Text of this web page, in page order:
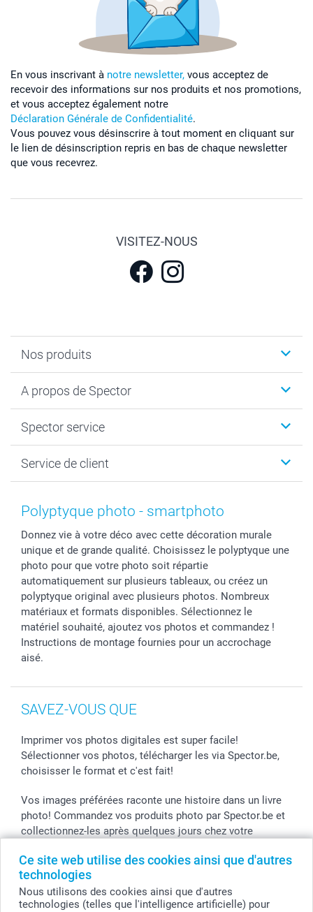
Ce site web utilise des cookies ainsi que d'autres
technologies
Nous utilisons des cookies ainsi que d'autres
technologies (telles que l'intelligence artificielle) pour
En vous inscrivant à notre newsletter, vous acceptez de
recevoir des informations sur nos produits et nos promotions,
et vous acceptez également notre
Déclaration Générale de Confidentialité.
Vous pouvez vous désinscrire à tout moment en cliquant sur
le lien de désinscription repris en bas de chaque newsletter
que vous recevrez.
VISITEZ-NOUS
Nos produits
Faire-part & Cartes
Livre photo
Développement photo & Tirage photo
Cadres photo, accessoires déco & bonbons
Stickers & Etiquettes
A propos de Spector
Plan du site
Vie privée
Spector service
smartbonus
Statut de ma commnade
Service de client
Polyptyque photo - smartphoto
Donnez vie à votre déco avec cette décoration murale
unique et de grande qualité. Choisissez le polyptyque une
photo pour que votre photo soit répartie
automatiquement sur plusieurs tableaux, ou créez un
polyptyque original avec plusieurs photos. Nombreux
matériaux et formats disponibles. Sélectionnez le
matériel souhaité, ajoutez vos photos et commandez !
Instructions de montage fournies pour un accrochage
aisé.
SAVEZ-VOUS QUE
Imprimer vos photos digitales est super facile!
Sélectionner vos photos, télécharger les via Spector.be,
choisisser le format et c'est fait!
Vos images préférées raconte une histoire dans un livre
photo! Commandez vos produits photo par Spector.be et
collectionnez-les après quelques jours chez votre
Vous pouvez bénificier des promos Spector par le code
de l'action! Utilisez le code dans votre panier.